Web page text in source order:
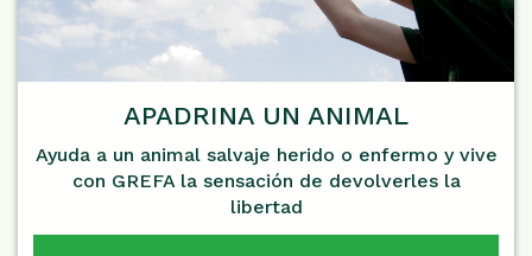
APADRINA UN ANIMAL
Ayuda a un animal salvaje herido o enfermo y vive
con GREFA la sensación de devolverles la
libertad